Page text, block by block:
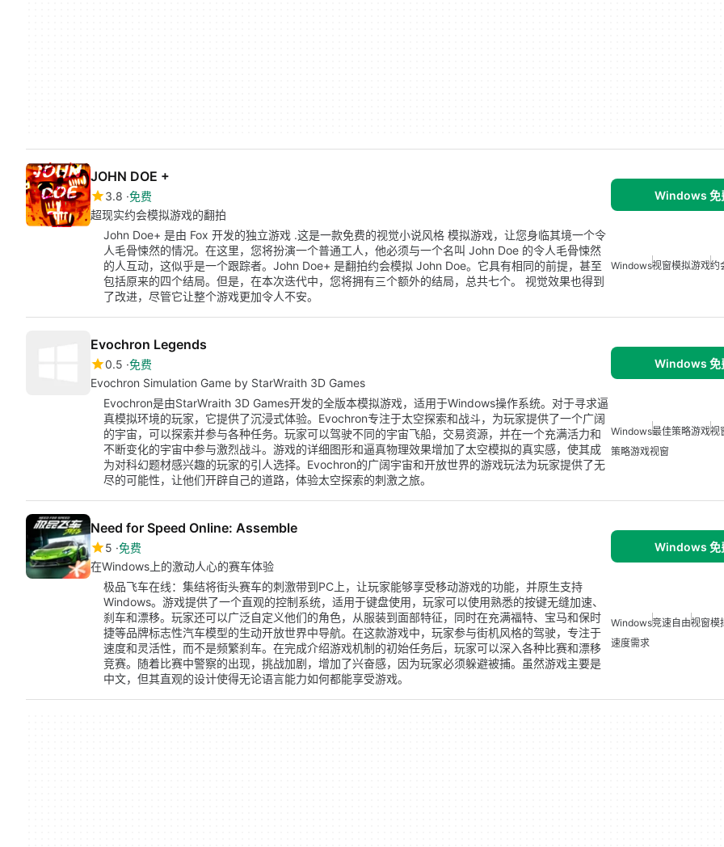
JOHN DOE +
3.8 免费
超现实约会模拟游戏的翻拍
Windows 免
John Doe+ 是由 Fox 开发的独立游戏 .这是一款免费的视觉小说风格 模拟游戏，让您身临其境一个令
人毛骨悚然的情况。在这里，您将扮演一个普通工人，他必须与一个名叫 John Doe 的令人毛骨悚然
的人互动，这似乎是一个跟踪者。John Doe+ 是翻拍约会模拟 John Doe。它具有相同的前提，甚至
包括原来的四个结局。但是，在本次迭代中，您将拥有三个额外的结局，总共七个。 视觉效果也得到
了改进，尽管它让整个游戏更加令人不安。
Windows视窗模拟游戏约
Evochron Legends
0.5 免费
Evochron Simulation Game by StarWraith 3D Games
Windows 免
Evochron是由StarWraith 3D Games开发的全版本模拟游戏，适用于Windows操作系统。对于寻求逼
真模拟环境的玩家，它提供了沉浸式体验。Evochron专注于太空探索和战斗，为玩家提供了一个广阔
的宇宙，可以探索并参与各种任务。玩家可以驾驶不同的宇宙飞船，交易资源，并在一个充满活力和
不断变化的宇宙中参与激烈战斗。游戏的详细图形和逼真物理效果增加了太空模拟的真实感，使其成
为对科幻题材感兴趣的玩家的引人选择。Evochron的广阔宇宙和开放世界的游戏玩法为玩家提供了无
尽的可能性，让他们开辟自己的道路，体验太空探索的刺激之旅。
Windows最佳策略游戏视
策略游戏视窗
Need for Speed Online: Assemble
5 免费
在Windows上的激动人心的赛车体验
Windows 免
极品飞车在线：集结将街头赛车的刺激带到PC上，让玩家能够享受移动游戏的功能，并原生支持
Windows。游戏提供了一个直观的控制系统，适用于键盘使用，玩家可以使用熟悉的按键无缝加速、
刹车和漂移。玩家还可以广泛自定义他们的角色，从服装到面部特征，同时在充满福特、宝马和保时
捷等品牌标志性汽车模型的生动开放世界中导航。在这款游戏中，玩家参与街机风格的驾驶，专注于
速度和灵活性，而不是频繁刹车。在完成介绍游戏机制的初始任务后，玩家可以深入各种比赛和漂移
竞赛。随着比赛中警察的出现，挑战加剧，增加了兴奋感，因为玩家必须躲避被捕。虽然游戏主要是
中文，但其直观的设计使得无论语言能力如何都能享受游戏。
Windows竞速自由视窗模
速度需求